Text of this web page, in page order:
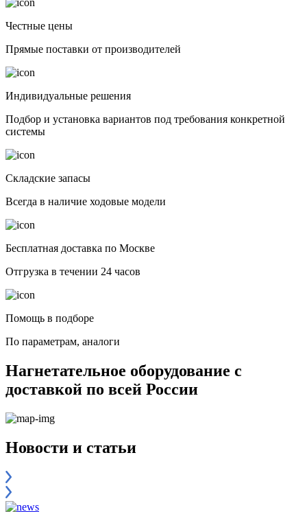
Честные цены
Прямые поставки от производителей
Индивидуальные решения
Подбор и установка вариантов под требования конкретной
системы
Складские запасы
Всегда в наличие ходовые модели
Бесплатная доставка по Москве
Отгрузка в течении 24 часов
Помощь в подборе
По параметрам, аналоги
Нагнетательное оборудование с
доставкой по всей России
Новости и статьи